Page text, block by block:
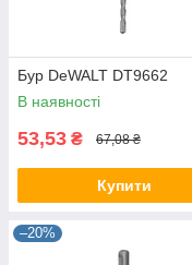
Бур DeWALT DT9662
В наявності
53,53 ₴ 67,08 ₴
Купити
–20%